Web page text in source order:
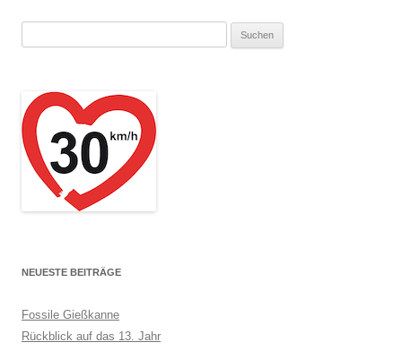
NEUESTE BEITRÄGE
Fossile Gießkanne
Rückblick auf das 13. Jahr